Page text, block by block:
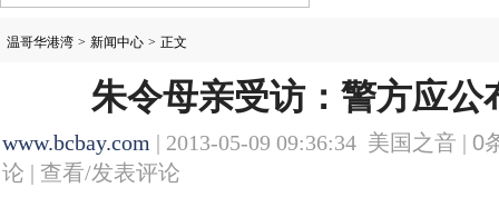
温哥华港湾 > 新闻中心 > 正文
朱令母亲受访：警方应公
www.bcbay.com | 2013-05-09 09:36:34 美国之音 | 0
论 | 查看/发表评论